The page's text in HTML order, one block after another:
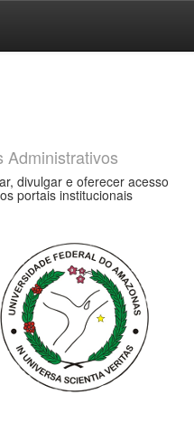
Administrativos
divulgar e oferecer acesso
portais institucionais